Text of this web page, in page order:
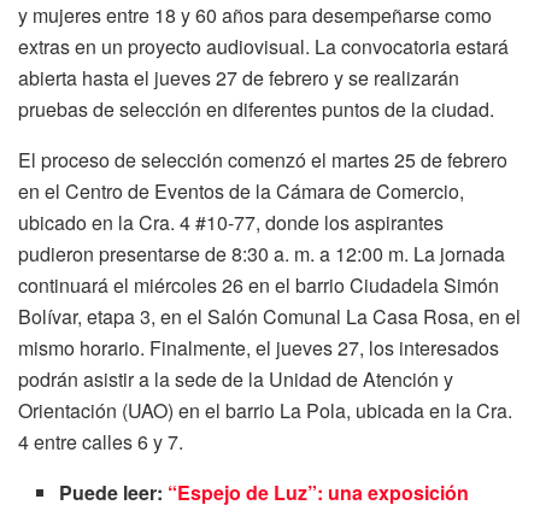
y mujeres entre 18 y 60 años para desempeñarse como
extras en un proyecto audiovisual. La convocatoria estará
abierta hasta el jueves 27 de febrero y se realizarán
pruebas de selección en diferentes puntos de la ciudad.
El proceso de selección comenzó el martes 25 de febrero
en el Centro de Eventos de la Cámara de Comercio,
ubicado en la Cra. 4 #10-77, donde los aspirantes
pudieron presentarse de 8:30 a. m. a 12:00 m. La jornada
continuará el miércoles 26 en el barrio Ciudadela Simón
Bolívar, etapa 3, en el Salón Comunal La Casa Rosa, en el
mismo horario. Finalmente, el jueves 27, los interesados
podrán asistir a la sede de la Unidad de Atención y
Orientación (UAO) en el barrio La Pola, ubicada en la Cra.
4 entre calles 6 y 7.
Puede leer: “Espejo de Luz”: una exposición